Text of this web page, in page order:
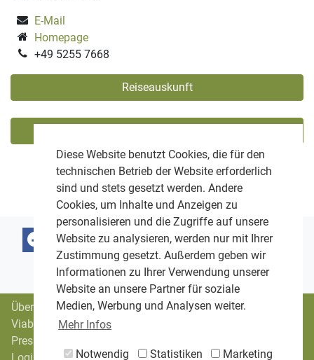
Diese Website benutzt Cookies, die für den
technischen Betrieb der Website erforderlich
sind und stets gesetzt werden. Andere
Cookies, um Inhalte und Anzeigen zu
personalisieren und die Zugriffe auf unsere
Website zu analysieren, werden nur mit Ihrer
Zustimmung gesetzt. Außerdem geben wir
Informationen zu Ihrer Verwendung unserer
Website an unsere Partner für soziale
Medien, Werbung und Analysen weiter.
Mehr Infos
Notwendig Statistiken Marketing
E-Mail
Homepage
+49 5255 7668
Reiseauskunft
Über uns
Viabono-Trägerverein
Presse